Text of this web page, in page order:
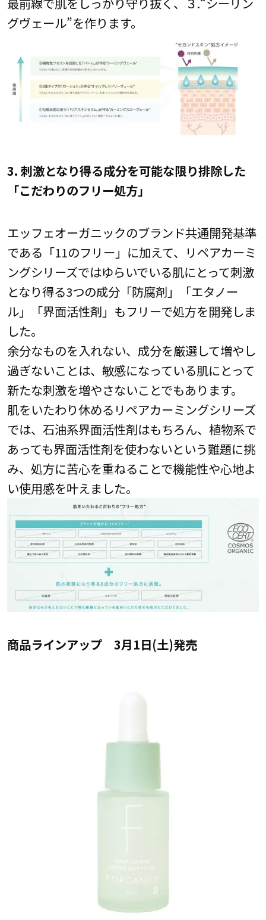
グヴェール”を作ります。
3. 刺激となり得る成分を可能な限り排除した
「こだわりのフリー処方」
エッフェオーガニックのブランド共通開発基準
である「11のフリー」に加えて、リペアカーミ
ングシリーズではゆらいでいる肌にとって刺激
となり得る3つの成分「防腐剤」「エタノー
ル」「界面活性剤」もフリーで処方を開発しま
した。
余分なものを入れない、成分を厳選して増やし
過ぎないことは、敏感になっている肌にとって
新たな刺激を増やさないことでもあります。
肌をいたわり休めるリペアカーミングシリーズ
では、石油系界面活性剤はもちろん、植物系で
あっても界面活性剤を使わないという難題に挑
み、処方に苦心を重ねることで機能性や心地よ
い使用感を叶えました。
商品ラインアップ 3月1日(土)発売